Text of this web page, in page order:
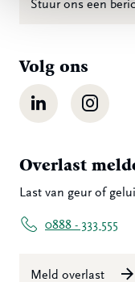
Stuur ons een
Volg ons
LinkedIn Instagram
Overlast
Last van geur of
0888 - 333 555
Meld overlast